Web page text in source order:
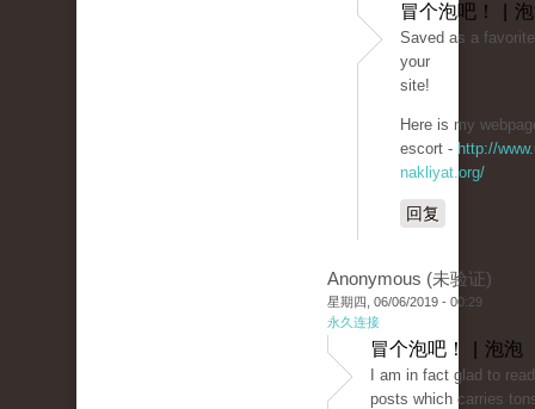
冒个泡吧！ |
Saved as a
your
site!
Here is my
escort - http://
nakliyat.org/
回复
Anonymous (未验证)
星期四, 06/06/2019 - 00:29
永久连接
冒个泡吧！ | 泡泡
I am in fact glad to
posts which carries